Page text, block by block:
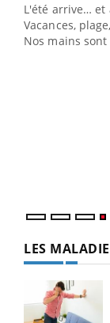
L'été arrive… et
Vacances,
Nos mains sont
LES